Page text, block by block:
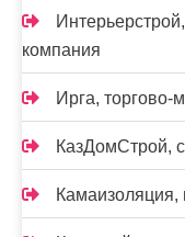
компания
Ирга, торгово-
КазДомСтрой,